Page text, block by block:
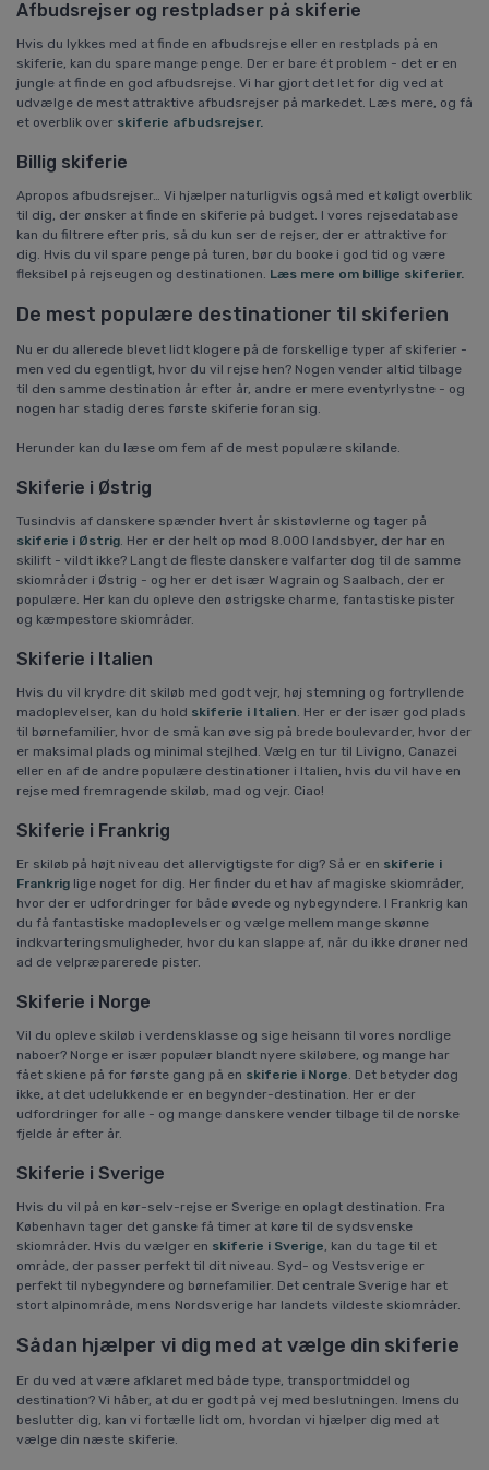
Afbudsrejser og restpladser på skiferie
Hvis du lykkes med at finde en afbudsrejse eller en restplads på en
skiferie, kan du spare mange penge. Der er bare ét problem - det er en
jungle at finde en god afbudsrejse. Vi har gjort det let for dig ved at
udvælge de mest attraktive afbudsrejser på markedet. Læs mere, og få
et overblik over skiferie afbudsrejser.
Billig skiferie
Apropos afbudsrejser… Vi hjælper naturligvis også med et køligt overblik
til dig, der ønsker at finde en skiferie på budget. I vores rejsedatabase
kan du filtrere efter pris, så du kun ser de rejser, der er attraktive for
dig. Hvis du vil spare penge på turen, bør du booke i god tid og være
fleksibel på rejseugen og destinationen. Læs mere om billige skiferier.
De mest populære destinationer til skiferien
Nu er du allerede blevet lidt klogere på de forskellige typer af skiferier -
men ved du egentligt, hvor du vil rejse hen? Nogen vender altid tilbage
til den samme destination år efter år, andre er mere eventyrlystne - og
nogen har stadig deres første skiferie foran sig.
Herunder kan du læse om fem af de mest populære skilande.
Skiferie i Østrig
Tusindvis af danskere spænder hvert år skistøvlerne og tager på
skiferie i Østrig. Her er der helt op mod 8.000 landsbyer, der har en
skilift - vildt ikke? Langt de fleste danskere valfarter dog til de samme
skiområder i Østrig - og her er det især Wagrain og Saalbach, der er
populære. Her kan du opleve den østrigske charme, fantastiske pister
og kæmpestore skiområder.
Skiferie i Italien
Hvis du vil krydre dit skiløb med godt vejr, høj stemning og fortryllende
madoplevelser, kan du hold skiferie i Italien. Her er der især god plads
til børnefamilier, hvor de små kan øve sig på brede boulevarder, hvor der
er maksimal plads og minimal stejlhed. Vælg en tur til Livigno, Canazei
eller en af de andre populære destinationer i Italien, hvis du vil have en
rejse med fremragende skiløb, mad og vejr. Ciao!
Skiferie i Frankrig
Er skiløb på højt niveau det allervigtigste for dig? Så er en skiferie i
Frankrig lige noget for dig. Her finder du et hav af magiske skiområder,
hvor der er udfordringer for både øvede og nybegyndere. I Frankrig kan
du få fantastiske madoplevelser og vælge mellem mange skønne
indkvarteringsmuligheder, hvor du kan slappe af, når du ikke drøner ned
ad de velpræparerede pister.
Skiferie i Norge
Vil du opleve skiløb i verdensklasse og sige heisann til vores nordlige
naboer? Norge er især populær blandt nyere skiløbere, og mange har
fået skiene på for første gang på en skiferie i Norge. Det betyder dog
ikke, at det udelukkende er en begynder-destination. Her er der
udfordringer for alle - og mange danskere vender tilbage til de norske
fjelde år efter år.
Skiferie i Sverige
Hvis du vil på en kør-selv-rejse er Sverige en oplagt destination. Fra
København tager det ganske få timer at køre til de sydsvenske
skiområder. Hvis du vælger en skiferie i Sverige, kan du tage til et
område, der passer perfekt til dit niveau. Syd- og Vestsverige er
perfekt til nybegyndere og børnefamilier. Det centrale Sverige har et
stort alpinområde, mens Nordsverige har landets vildeste skiområder.
Sådan hjælper vi dig med at vælge din skiferie
Er du ved at være afklaret med både type, transportmiddel og
destination? Vi håber, at du er godt på vej med beslutningen. Imens du
beslutter dig, kan vi fortælle lidt om, hvordan vi hjælper dig med at
vælge din næste skiferie.